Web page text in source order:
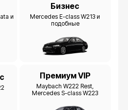
и
Бизнес
Mercedes E-class W213 и
подобные
Премиум VIP
Maybach W222 Rest,
Mercedes S-class W223